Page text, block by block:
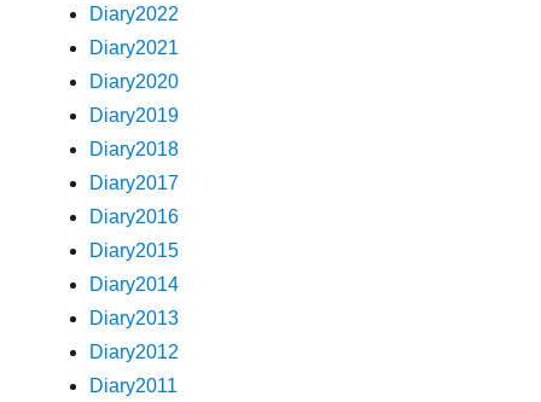
Diary2022
Diary2021
Diary2020
Diary2019
Diary2018
Diary2017
Diary2016
Diary2015
Diary2014
Diary2013
Diary2012
Diary2011